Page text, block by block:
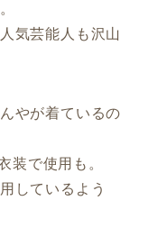
気芸能人も沢山
やが着ているの
装で使用も。
しているよう